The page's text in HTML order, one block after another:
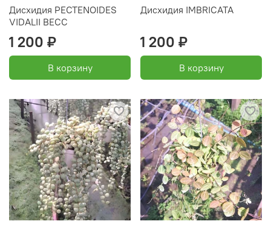
Дисхидия PECTENOIDES
VIDALII BECC
1 200 ₽
В корзину
Дисхидия IMBRICATA
1 200 ₽
В корзину